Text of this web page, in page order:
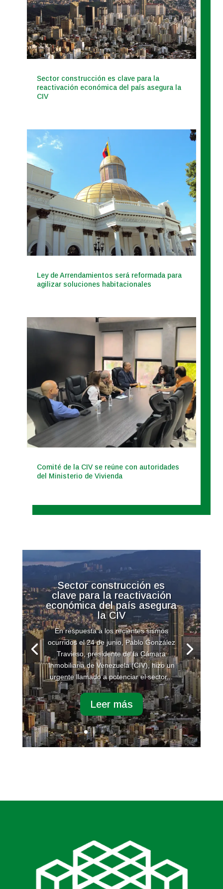
Sector construcción es clave para la
reactivación económica del país asegura la
CIV
Ley de Arrendamientos será reformada para
agilizar soluciones habitacionales
Comité de la CIV se reúne con autoridades
del Ministerio de Vivienda
Sector construcción es
clave para la reactivación
económica del país asegura
la CIV
En respuesta a los recientes sismos
ocurridos el 24 de junio, Pablo González
Travieso, presidente de la Cámara
Inmobiliaria de Venezuela (CIV), hizo un
urgente llamado a potenciar el sector...
Leer más